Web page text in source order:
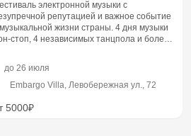
электронной музыки с
репутацией и важное событие
жизни страны. 4 дня музыки
стоп, 4 независимых танцпола и более
до 26 июля
Embargo Villa, Левобережная ул., 72
5000₽